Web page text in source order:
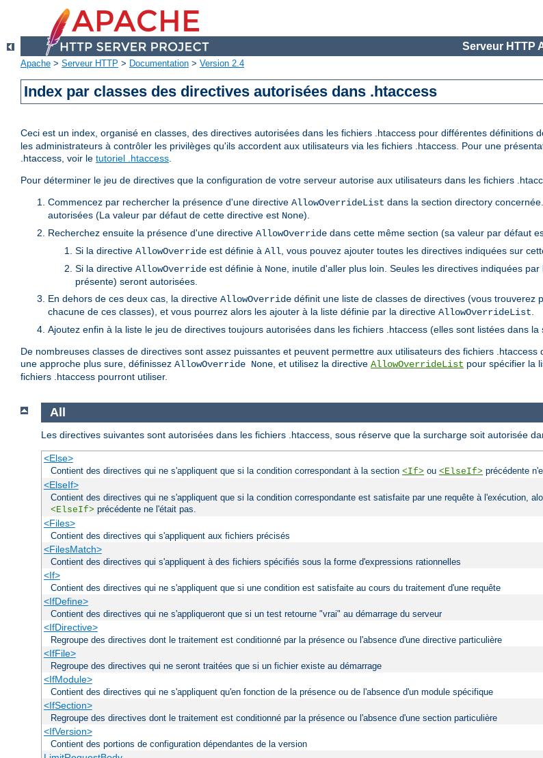
Serveur HTTP
Apache > Serveur HTTP > Documentation > Version 2.4
Index par classes des directives autorisées dans .htaccess
Ceci est un index, organisé en classes, des directives autorisées dans les fichiers .htaccess pour différentes définitions
les administrateurs à contrôler les privilèges qu'ils accordent aux utilisateurs via les fichiers .htaccess. Pour une
.htaccess, voir le tutoriel .htaccess.
Pour déterminer le jeu de directives que la configuration de votre serveur autorise aux utilisateurs dans les fichiers
Commencez par rechercher la présence d'une directive AllowOverrideList dans la section directory
autorisées (La valeur par défaut de cette directive est None).
Recherchez ensuite la présence d'une directive AllowOverride dans cette même section (sa valeur par défaut
Si la directive AllowOverride est définie à All, vous pouvez ajouter toutes les directives indiquées sur
Si la directive AllowOverride est définie à None, inutile d'aller plus loin. Seules les directives indiquées par
présente) seront autorisées.
En dehors de ces deux cas, la directive AllowOverride définit une liste de classes de directives (vous trouverez
chacune de ces classes), et vous pourrez alors les ajouter à la liste définie par la directive AllowOverrideList.
Ajoutez enfin à la liste le jeu de directives toujours autorisées dans les fichiers .htaccess (elles sont listées dans la
De nombreuses classes de directives sont assez puissantes et peuvent permettre aux utilisateurs des fichiers
une approche plus sure, définissez AllowOverride None, et utilisez la directive AllowOverrideList pour spécifier la
fichiers .htaccess pourront utiliser.
All
Les directives suivantes sont autorisées dans les fichiers .htaccess, sous réserve que la surcharge soit autorisée
<Else>
Contient des directives qui ne s'appliquent que si la condition correspondant à la section <If> ou <ElseIf> précédente
<ElseIf>
Contient des directives qui ne s'appliquent que si la condition correspondante est satisfaite par une requête à l'exécution,
<ElseIf> précédente ne l'était pas.
<Files>
Contient des directives qui s'appliquent aux fichiers précisés
<FilesMatch>
Contient des directives qui s'appliquent à des fichiers spécifiés sous la forme d'expressions rationnelles
<If>
Contient des directives qui ne s'appliquent que si une condition est satisfaite au cours du traitement d'une requête
<IfDefine>
Contient des directives qui ne s'appliqueront que si un test retourne "vrai" au démarrage du serveur
<IfDirective>
Regroupe des directives dont le traitement est conditionné par la présence ou l'absence d'une directive particulière
<IfFile>
Regroupe des directives qui ne seront traitées que si un fichier existe au démarrage
<IfModule>
Contient des directives qui ne s'appliquent qu'en fonction de la présence ou de l'absence d'un module spécifique
<IfSection>
Regroupe des directives dont le traitement est conditionné par la présence ou l'absence d'une section particulière
<IfVersion>
Contient des portions de configuration dépendantes de la version